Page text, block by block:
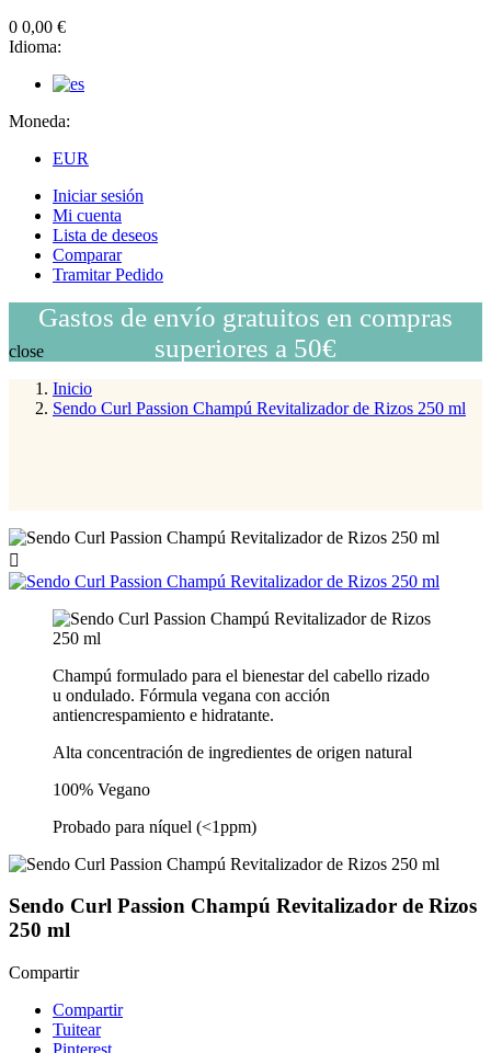
0 0,00 €
Idioma:
Moneda:
EUR
Iniciar sesión
Mi cuenta
Lista de deseos
Comparar
Tramitar Pedido
Gastos de envío gratuitos en compras
superiores a 50€
close
Inicio
Sendo Curl Passion Champú Revitalizador de Rizos 250 ml

Champú formulado para el bienestar del cabello rizado
u ondulado. Fórmula vegana con acción
antiencrespamiento e hidratante.
Alta concentración de ingredientes de origen natural
100% Vegano
Probado para níquel (<1ppm)
Sendo Curl Passion Champú Revitalizador de Rizos
250 ml
Compartir
Compartir
Tuitear
Pinterest